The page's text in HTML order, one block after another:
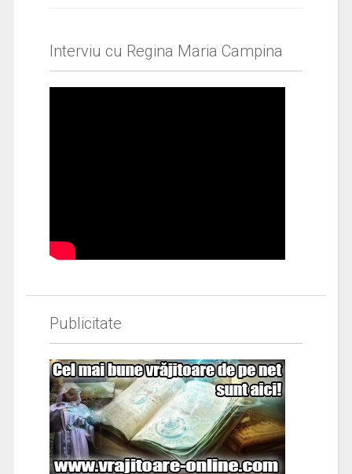
Interviu cu Regina Maria Campina
Publicitate